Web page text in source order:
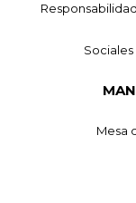
Sociales
Mesa